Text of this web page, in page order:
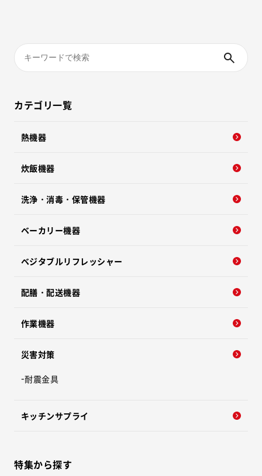
カテゴリ一覧
熱機器
炊飯機器
洗浄・消毒・保管機器
ベーカリー機器
ベジタブルリフレッシャー
配膳・配送機器
作業機器
災害対策
耐震金具
キッチンサプライ
特集から探す